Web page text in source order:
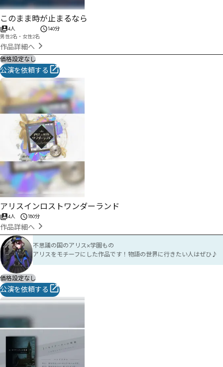
このまま時が止まるなら
4人
男性2名・女性2名
140分
作品詳細へ
価格設定なし
公演を依頼する
アリスインロストワンダーランド
4人 180分
作品詳細へ
不思議の国のアリス×学園もの
アリスをモチーフにした作品です！物語の世界に行きたい人はぜひ♪
価格設定なし
公演を依頼する